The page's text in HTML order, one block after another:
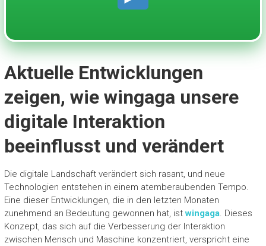
Aktuelle Entwicklungen
zeigen, wie wingaga unsere
digitale Interaktion
beeinflusst und verändert
Die digitale Landschaft verändert sich rasant, und neue
Technologien entstehen in einem atemberaubenden Tempo.
Eine dieser Entwicklungen, die in den letzten Monaten
zunehmend an Bedeutung gewonnen hat, istwingaga. Dieses
Konzept, das sich auf die Verbesserung der Interaktion
zwischen Mensch und Maschine konzentriert, verspricht eine